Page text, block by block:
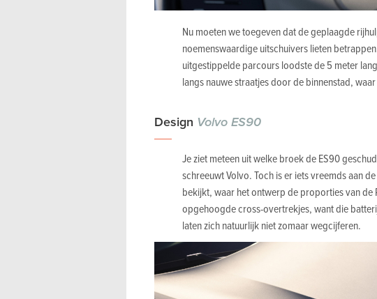
Nu moeten we toegeven dat de geplaagde
noemenswaardige uitschuivers lieten
uitgestippelde parcours loodste de 5 meter
langs nauwe straatjes door de binnenstad,
Design Volvo ES90
Je ziet meteen uit welke broek de ES90
schreeuwt Volvo. Toch is er iets vreemds aan
bekijkt, waar het ontwerp de proporties van
opgehoogde cross-overtrekjes, want die
laten zich natuurlijk niet zomaar wegcijferen.